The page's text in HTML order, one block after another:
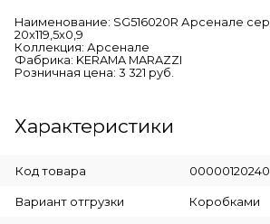
Наименование: SG516020R Арсенале
20x119,5x0,9
Коллекция: Арсенале
Фабрика: KERAMA MARAZZI
Розничная цена: 3 321 руб.
Характеристики
Код товара 00000120240
Вариант отгрузки Коробками